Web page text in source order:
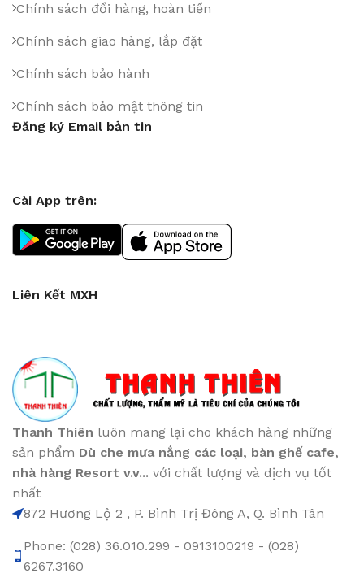
Chính sách đổi hàng, hoàn tiền
Chính sách giao hàng, lắp đặt
Chính sách bảo hành
Chính sách bảo mật thông tin
Đăng ký Email bản tin
Cài App trên:
Liên Kết MXH
Thanh Thiên luôn mang lại cho khách hàng những
sản phẩm Dù che mưa nắng các loại, bàn ghế cafe,
nhà hàng Resort v.v... với chất lượng và dịch vụ tốt
nhất
872 Hương Lộ 2 , P. Bình Trị Đông A, Q. Bình Tân
Phone: (028) 36.010.299 - 0913100219 - (028)
6267.3160